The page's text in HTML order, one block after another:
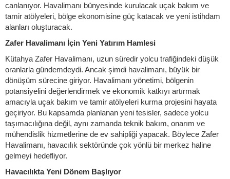
canlanıyor. Havalimanı bünyesinde kurulacak uçak bakım ve
tamir atölyeleri, bölge ekonomisine güç katacak ve yeni istihdam
alanları oluşturacak.
Zafer Havalimanı İçin Yeni Yatırım Hamlesi
Kütahya Zafer Havalimanı, uzun süredir yolcu trafiğindeki düşük
oranlarla gündemdeydi. Ancak şimdi havalimanı, büyük bir
dönüşüm sürecine giriyor. Havalimanı yönetimi, bölgenin
potansiyelini değerlendirmek ve ekonomik katkıyı artırmak
amacıyla uçak bakım ve tamir atölyeleri kurma projesini hayata
geçiriyor. Bu kapsamda planlanan yeni tesisler, sadece yolcu
taşımacılığına değil, aynı zamanda teknik bakım, onarım ve
mühendislik hizmetlerine de ev sahipliği yapacak. Böylece Zafer
Havalimanı, havacılık sektöründe çok yönlü bir merkez haline
gelmeyi hedefliyor.
Havacılıkta Yeni Dönem Başlıyor